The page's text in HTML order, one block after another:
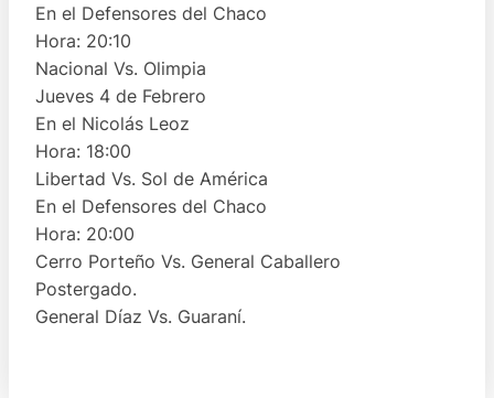
En el Defensores del Chaco
Hora: 20:10
Nacional Vs. Olimpia
Jueves 4 de Febrero
En el Nicolás Leoz
Hora: 18:00
Libertad Vs. Sol de América
En el Defensores del Chaco
Hora: 20:00
Cerro Porteño Vs. General Caballero
Postergado.
General Díaz Vs. Guaraní.